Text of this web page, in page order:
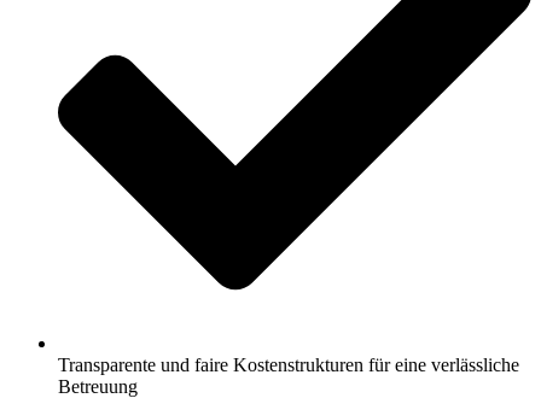
Transparente und faire Kostenstrukturen für eine verlässliche
Betreuung